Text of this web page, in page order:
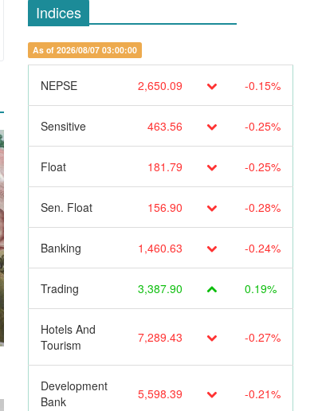
Indices
As of 2026/08/07 03:00:00
NEPSE 2,650.09 -0.15%
Sensitive 463.56 -0.25%
Float 181.79 -0.25%
Sen. Float 156.90 -0.28%
Banking 1,460.63 -0.24%
Trading 3,387.90 0.19%
Hotels And
Tourism
7,289.43 -0.27%
Development
Bank
5,598.39 -0.21%